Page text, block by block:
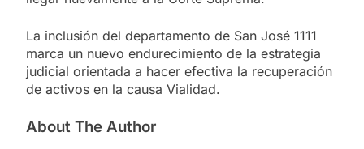
La inclusión del departamento de San José 1111
marca un nuevo endurecimiento de la estrategia
judicial orientada a hacer efectiva la recuperación
de activos en la causa Vialidad.
About The Author